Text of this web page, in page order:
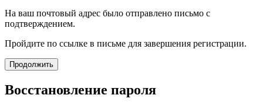
На ваш почтовый адрес было отправлено письмо с
подтверждением.
Пройдите по ссылке в письме для завершения регистрации.
Продолжить
Восстановление пароля